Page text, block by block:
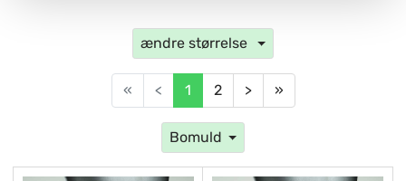
ændre størrelse
« < 1 2 > »
Bomuld